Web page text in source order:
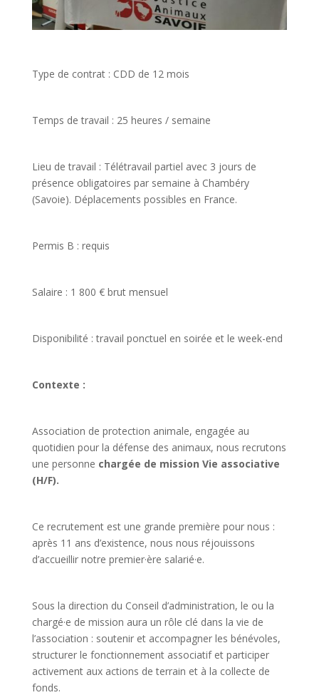
Type de contrat : CDD de 12 mois
Temps de travail : 25 heures / semaine
Lieu de travail : Télétravail partiel avec 3 jours de
présence obligatoires par semaine à Chambéry
(Savoie). Déplacements possibles en France.
Permis B : requis
Salaire : 1 800 € brut mensuel
Disponibilité : travail ponctuel en soirée et le week-end
Contexte :
Association de protection animale, engagée au
quotidien pour la défense des animaux, nous recrutons
une personne chargée de mission Vie associative
(H/F).
Ce recrutement est une grande première pour nous :
après 11 ans d’existence, nous nous réjouissons
d’accueillir notre premier·ère salarié·e.
Sous la direction du Conseil d’administration, le ou la
chargé·e de mission aura un rôle clé dans la vie de
l’association : soutenir et accompagner les bénévoles,
structurer le fonctionnement associatif et participer
activement aux actions de terrain et à la collecte de
fonds.